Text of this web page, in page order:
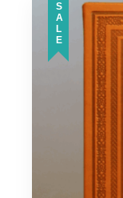
SALE